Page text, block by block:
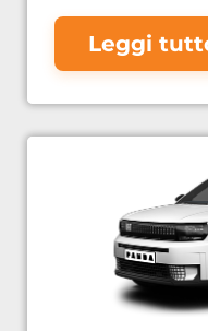
Leggi